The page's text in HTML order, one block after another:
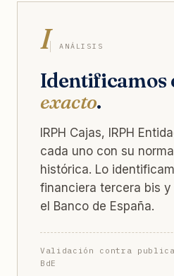
I ANÁLISIS
Identificamos
exacto.
IRPH Cajas, IRPH
cada uno con su
histórica. Lo
financiera tercera bis
el Banco de España.
Validación contra
BdE